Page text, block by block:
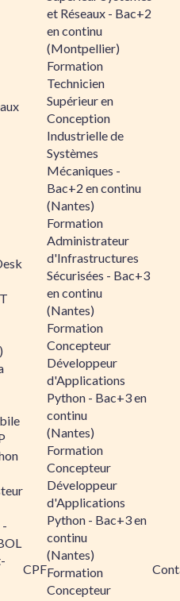
-
CPF
et Réseaux - Bac+2
en continu
(Montpellier)
Formation
Technicien
Supérieur en
Conception
Industrielle de
Systèmes
Mécaniques -
Bac+2 en continu
(Nantes)
Formation
Administrateur
d'Infrastructures
Sécurisées - Bac+3
en continu
(Nantes)
Formation
Concepteur
Développeur
d'Applications
Python - Bac+3 en
continu
(Nantes)
Formation
Concepteur
Développeur
d'Applications
Python - Bac+3 en
continu
(Nantes)
Formation
Concepteur